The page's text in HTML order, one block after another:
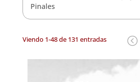
Pinales
Viendo 1-48 de 131 entradas